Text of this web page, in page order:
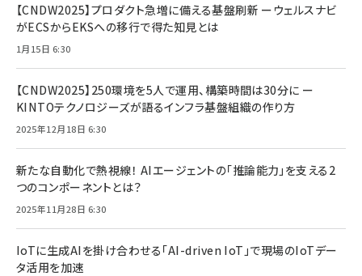
【CNDW2025】プロダクト急増に備える基盤刷新 ーウェルスナビ
がECSからEKSへの移行で得た知見とは
1月15日 6:30
【CNDW2025】250環境を5人で運用、構築時間は30分に ー
KINTOテクノロジーズが語るインフラ基盤組織の作り方
2025年12月18日 6:30
新たな自動化で熱視線！ AIエージェントの「推論能力」を支える2
つのコンポーネントとは？
2025年11月28日 6:30
IoTに生成AIを掛け合わせる「AI-driven IoT」で現場のIoTデー
タ活用を加速